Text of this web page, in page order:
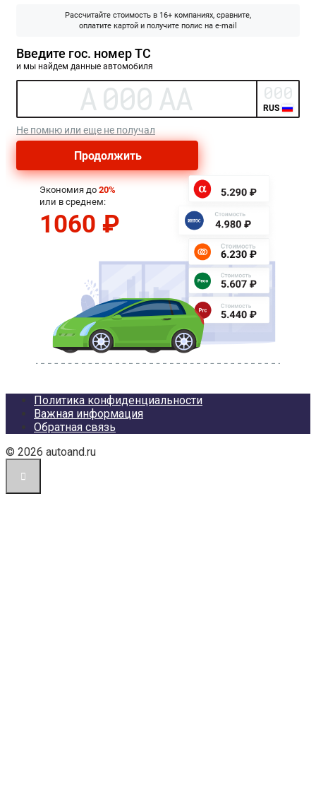
Политика конфиденциальности
Важная информация
Обратная связь
© 2026 autoand.ru